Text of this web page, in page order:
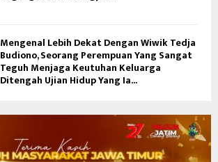
Mengenal Lebih Dekat Dengan Wiwik Tedja
Budiono, Seorang Perempuan Yang Sangat
Teguh Menjaga Keutuhan Keluarga
Ditengah Ujian Hidup Yang Ia...